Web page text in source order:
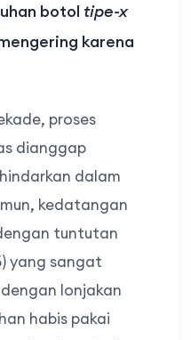
botol tipe-x
karena
proses
dianggap
dalam
kedatangan
tuntutan
yang sangat
lonjakan
habis pakai